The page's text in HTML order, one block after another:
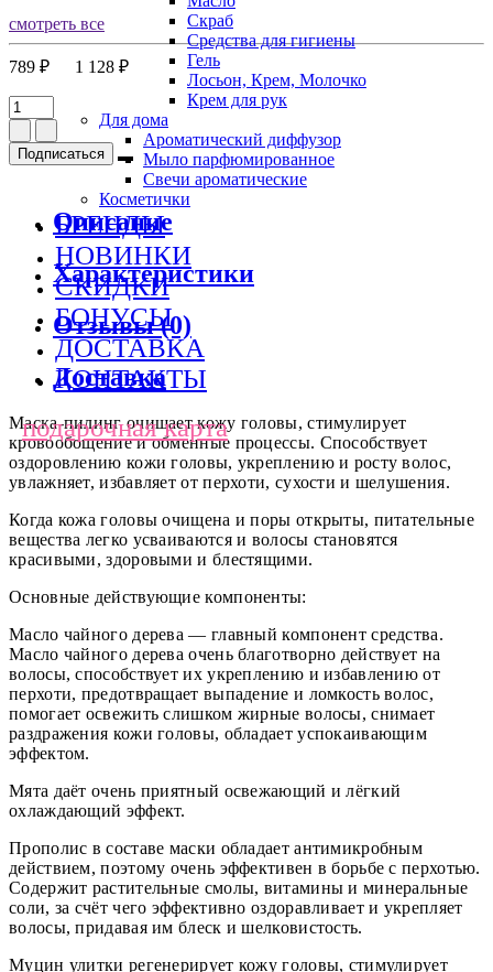
Скраб
Средства для гигиены
Гель
Лосьон, Крем, Молочко
Крем для рук
Для дома
Ароматический диффузор
Мыло парфюмированное
Свечи ароматические
Косметички
БРЕНДЫ
НОВИНКИ
СКИДКИ
БОНУСЫ
ДОСТАВКА
КОНТАКТЫ
подарочная карта
смотреть все
789 ₽ 1 128 ₽
Подписаться
Описание
Характеристики
Отзывы (0)
Доставка
Маска-пилинг очищает кожу головы, стимулирует
кровообощение и обменные процессы. Способствует
оздоровлению кожи головы, укреплению и росту волос,
увлажняет, избавляет от перхоти, сухости и шелушения.
Когда кожа головы очищена и поры открыты, питательные
вещества легко усваиваются и волосы становятся
красивыми, здоровыми и блестящими.
Основные действующие компоненты:
Масло чайного дерева — главный компонент средства.
Масло чайного дерева очень благотворно действует на
волосы, способствует их укреплению и избавлению от
перхоти, предотвращает выпадение и ломкость волос,
помогает освежить слишком жирные волосы, снимает
раздражения кожи головы, обладает успокаивающим
эффектом.
Мята даёт очень приятный освежающий и лёгкий
охлаждающий эффект.
Прополис в составе маски обладает антимикробным
действием, поэтому очень эффективен в борьбе с перхотью.
Содержит растительные смолы, витамины и минеральные
соли, за счёт чего эффективно оздоравливает и укрепляет
волосы, придавая им блеск и шелковистость.
Муцин улитки регенерирует кожу головы, стимулирует